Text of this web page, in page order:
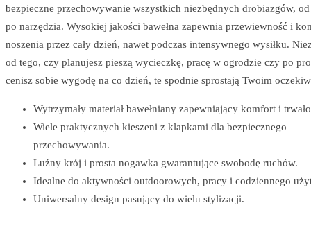
bezpieczne przechowywanie wszystkich niezbędnych drobiazgów,
po narzędzia. Wysokiej jakości bawełna zapewnia przewiewność i
noszenia przez cały dzień, nawet podczas intensywnego wysiłku.
od tego, czy planujesz pieszą wycieczkę, pracę w ogrodzie czy po
cenisz sobie wygodę na co dzień, te spodnie sprostają Twoim
Wytrzymały materiał bawełniany zapewniający komfort i
Wiele praktycznych kieszeni z klapkami dla bezpiecznego
przechowywania.
Luźny krój i prosta nogawka gwarantujące swobodę ruchów.
Idealne do aktywności outdoorowych, pracy i codziennego
Uniwersalny design pasujący do wielu stylizacji.